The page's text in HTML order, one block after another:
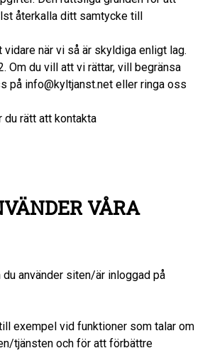
återkalla ditt samtycke till
när vi så är skyldiga enligt lag.
Om du vill att vi rättar, vill begränsa
på info@kyltjanst.net eller ringa oss
du rätt att kontakta
VÅRA
använder siten/är inloggad på
exempel vid funktioner som talar om
tjänsten och för att förbättre